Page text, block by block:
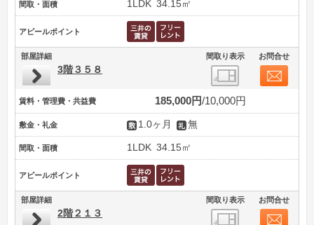
間取・面積 1LDK 34.15㎡
アピールポイント
部屋詳細 間取り表示 お問合せ
3階３５８
賃料・管理費・共益費 185,000円 10,000円
敷金・礼金 1.0ヶ月 無
間取・面積 1LDK 34.15㎡
アピールポイント
部屋詳細 間取り表示 お問合せ
2階２１３